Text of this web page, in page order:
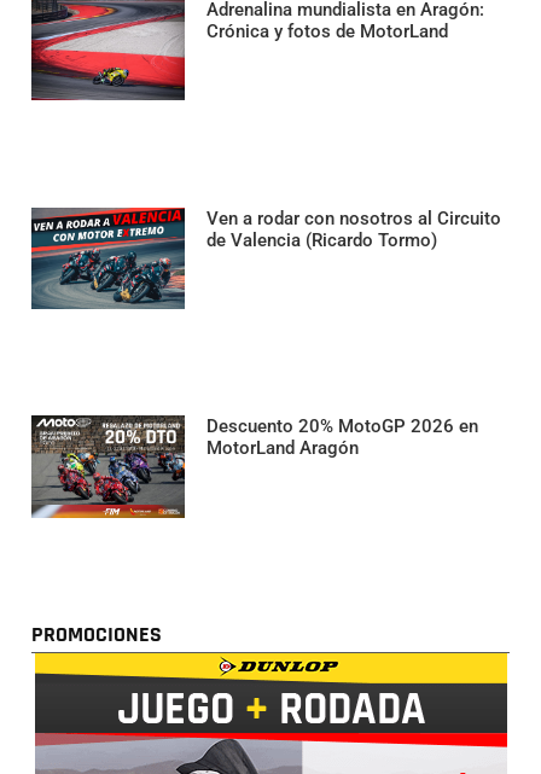
Adrenalina mundialista en Aragón:
Crónica y fotos de MotorLand
Ven a rodar con nosotros al Circuito
de Valencia (Ricardo Tormo)
Descuento 20% MotoGP 2026 en
MotorLand Aragón
PROMOCIONES